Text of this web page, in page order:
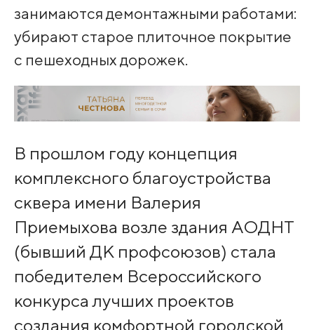
занимаются демонтажными работами:
убирают старое плиточное покрытие
с пешеходных дорожек.
В прошлом году концепция
комплексного благоустройства
сквера имени Валерия
Приемыхова возле здания АОДНТ
(бывший ДК профсоюзов) стала
победителем Всероссийского
конкурса лучших проектов
создания комфортной городской